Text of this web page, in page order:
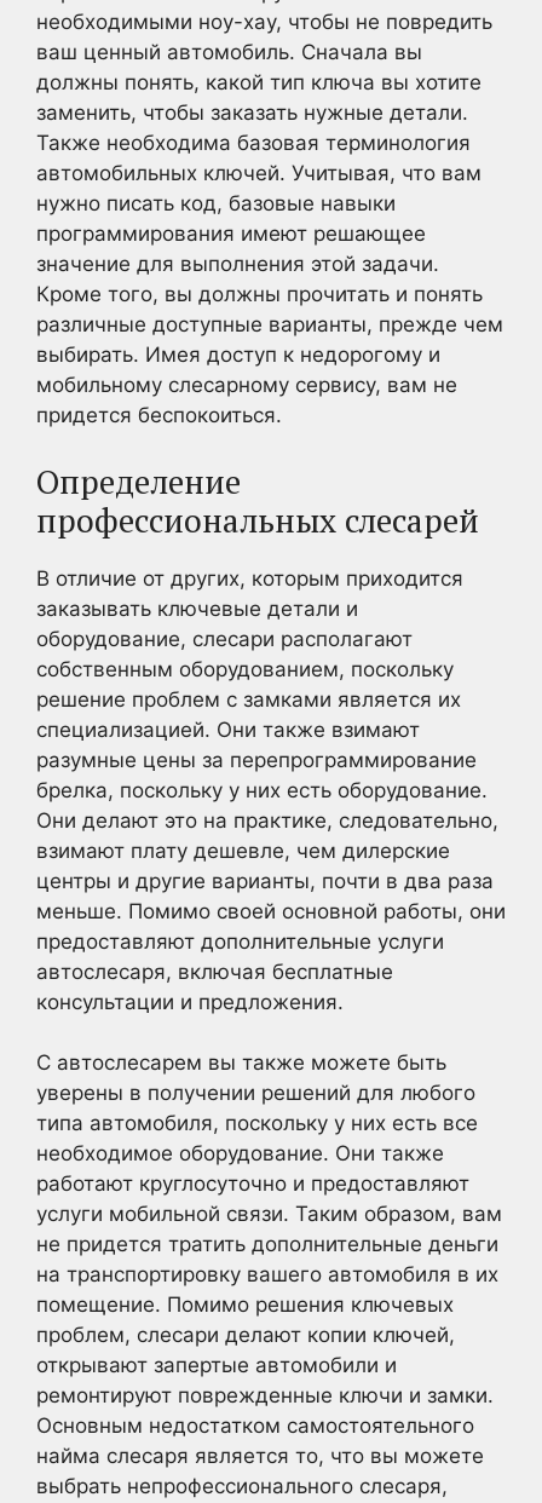
необходимыми ноу-хау, чтобы не повредить
ваш ценный автомобиль. Сначала вы
должны понять, какой тип ключа вы хотите
заменить, чтобы заказать нужные детали.
Также необходима базовая терминология
автомобильных ключей. Учитывая, что вам
нужно писать код, базовые навыки
программирования имеют решающее
значение для выполнения этой задачи.
Кроме того, вы должны прочитать и понять
различные доступные варианты, прежде чем
выбирать. Имея доступ к недорогому и
мобильному слесарному сервису, вам не
придется беспокоиться.
Определение
профессиональных слесарей
В отличие от других, которым приходится
заказывать ключевые детали и
оборудование, слесари располагают
собственным оборудованием, поскольку
решение проблем с замками является их
специализацией. Они также взимают
разумные цены за перепрограммирование
брелка, поскольку у них есть оборудование.
Они делают это на практике, следовательно,
взимают плату дешевле, чем дилерские
центры и другие варианты, почти в два раза
меньше. Помимо своей основной работы, они
предоставляют дополнительные услуги
автослесаря, включая бесплатные
консультации и предложения.
С автослесарем вы также можете быть
уверены в получении решений для любого
типа автомобиля, поскольку у них есть все
необходимое оборудование. Они также
работают круглосуточно и предоставляют
услуги мобильной связи. Таким образом, вам
не придется тратить дополнительные деньги
на транспортировку вашего автомобиля в их
помещение. Помимо решения ключевых
проблем, слесари делают копии ключей,
открывают запертые автомобили и
ремонтируют поврежденные ключи и замки.
Основным недостатком самостоятельного
найма слесаря является то, что вы можете
выбрать непрофессионального слесаря,